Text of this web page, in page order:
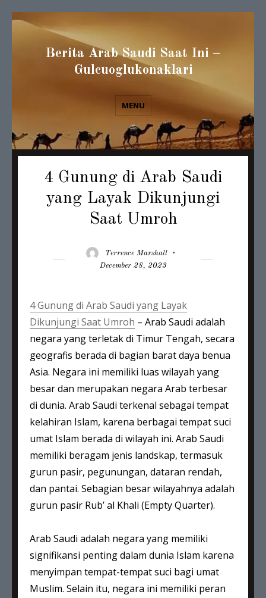
Berita Arab Saudi Saat Ini –
Gulcuoglukonaklari
MENU
4 Gunung di Arab Saudi
yang Layak Dikunjungi
Saat Umroh
Author
Terrence Marshall
December 28, 2023
4 Gunung di Arab Saudi yang Layak
Dikunjungi Saat Umroh – Arab Saudi adalah
negara yang terletak di Timur Tengah, secara
geografis berada di bagian barat daya benua
Asia. Negara ini memiliki luas wilayah yang
besar dan merupakan negara Arab terbesar
di dunia. Arab Saudi terkenal sebagai tempat
kelahiran Islam, karena berbagai tempat suci
umat Islam berada di wilayah ini. Arab Saudi
memiliki beragam jenis landskap, termasuk
gurun pasir, pegunungan, dataran rendah,
dan pantai. Sebagian besar wilayahnya adalah
gurun pasir Rub’ al Khali (Empty Quarter).
Arab Saudi adalah negara yang memiliki
signifikansi penting dalam dunia Islam karena
menyimpan tempat-tempat suci bagi umat
Muslim. Selain itu, negara ini memiliki peran